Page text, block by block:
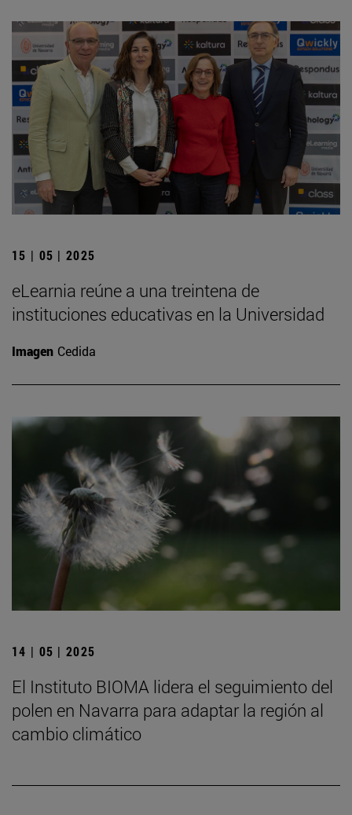
15 | 05 | 2025
eLearnia reúne a una treintena de
instituciones educativas en la Universidad
Imagen Cedida
14 | 05 | 2025
El Instituto BIOMA lidera el seguimiento del
polen en Navarra para adaptar la región al
cambio climático